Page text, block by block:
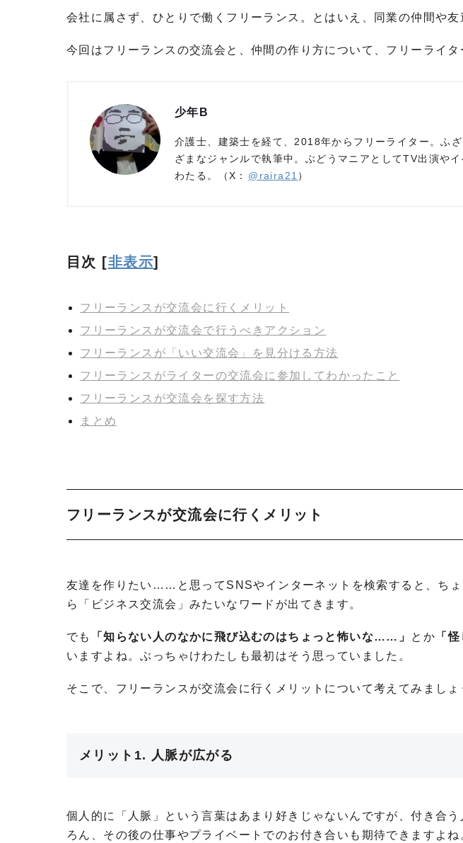
会社に属さず、ひとりで働くフリーランス。とはいえ、同業の仲間や友
今回はフリーランスの交流会と、仲間の作り方について、フリーライ
少年B
介護士、建築士を経て、2018年からフリーライター。ふ
ざまなジャンルで執筆中。ぶどうマニアとしてTV出演や
わたる。（X：
@raira21 ）
目次 [非表示]
フリーランスが交流会に行くメリット
フリーランスが交流会で行うべきアクション
フリーランスが「いい交流会」を見分ける方法
フリーランスがライターの交流会に参加してわかったこと
フリーランスが交流会を探す方法
まとめ
フリーランスが交流会に行くメリット
友達を作りたい……と思ってSNSやインターネットを検索すると、ち
ら「ビジネス交流会」みたいなワードが出てきます。
でも 「知らない人のなかに飛び込むのはちょっと怖いな……」 とか 「
いますよね。ぶっちゃけわたしも最初はそう思っていました。
そこで、フリーランスが交流会に行くメリットについて考えてみましょ
メリット1. 人脈が広がる
個人的に「人脈」という言葉はあまり好きじゃないんですが、付き合
ろん、その後の仕事やプライベートでのお付き合いも期待できますよね